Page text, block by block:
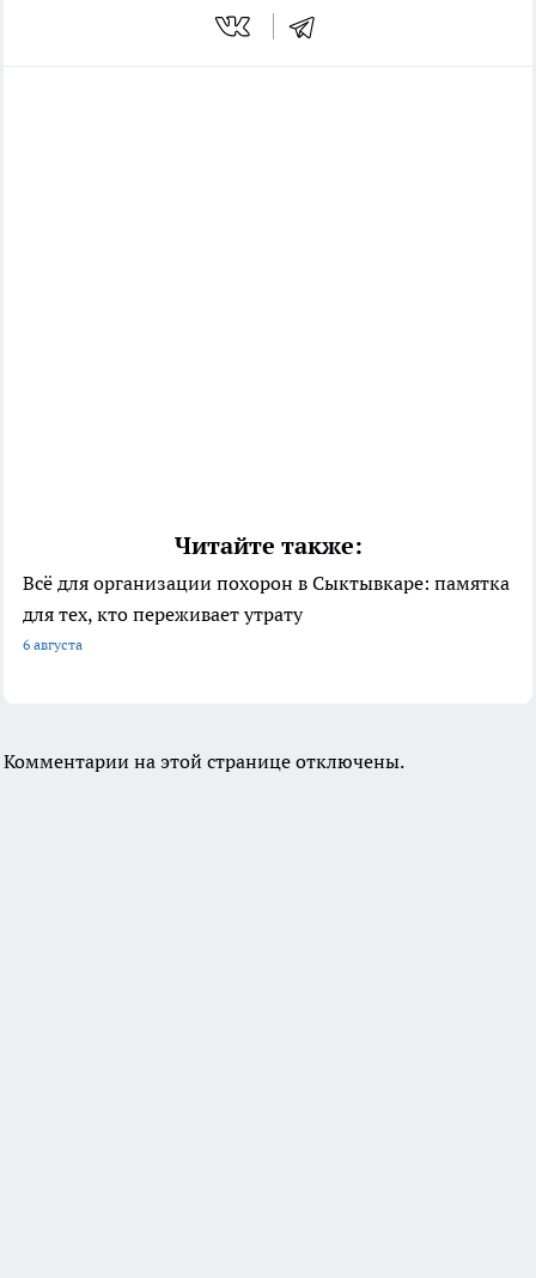
Читайте также:
Всё для организации похорон в Сыктывкаре: памятка
для тех, кто переживает утрату
6 августа
Комментарии на этой странице отключены.